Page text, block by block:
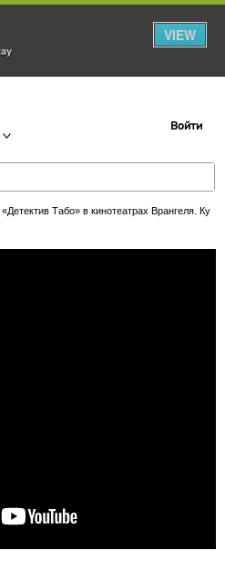
VIEW
Войти
Табо» в кинотеатрах Врангеля. Купить билеты!